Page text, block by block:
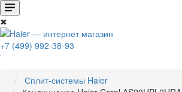
✖
+7 (499) 992-38-93
Сплит-системы Haier